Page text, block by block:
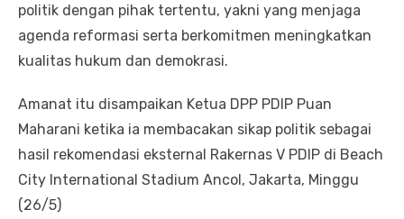
politik dengan pihak tertentu, yakni yang menjaga
agenda reformasi serta berkomitmen meningkatkan
kualitas hukum dan demokrasi.
Amanat itu disampaikan Ketua DPP PDIP Puan
Maharani ketika ia membacakan sikap politik sebagai
hasil rekomendasi eksternal Rakernas V PDIP di Beach
City International Stadium Ancol, Jakarta, Minggu
(26/5)